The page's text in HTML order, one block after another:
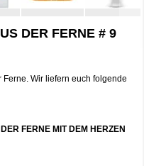
DER FERNE # 9
Wir liefern euch folgende
FERNE MIT DEM HERZEN